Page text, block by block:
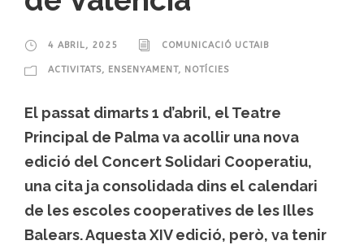
4 ABRIL, 2025 COMUNICACIÓ UCTAIB
ACTIVITATS, ENSENYAMENT, NOTÍCIES
El passat dimarts 1 d’abril, el Teatre
Principal de Palma va acollir una nova
edició del Concert Solidari Cooperatiu,
una cita ja consolidada dins el calendari
de les escoles cooperatives de les Illes
Balears. Aquesta XIV edició, però, va tenir